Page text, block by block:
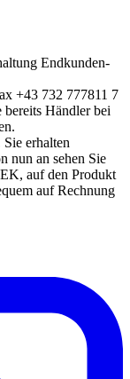
Endkunden-
+43 732 777811 7
bereits Händler bei
erhalten
nun an sehen Sie
auf den Produkt
auf Rechnung